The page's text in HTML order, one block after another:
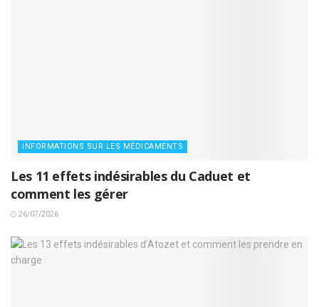
INFORMATIONS SUR LES MÉDICAMENTS
Les 11 effets indésirables du Caduet et
comment les gérer
26/07/2026